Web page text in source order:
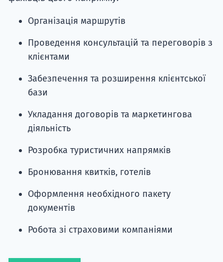
Організація маршрутів
Проведення консультацій та переговорів з
клієнтами
Забезпечення та розширення клієнтської
бази
Укладання договорів та маркетингова
діяльність
Розробка туристичних напрямків
Бронювання квитків, готелів
Оформлення необхідного пакету
документів
Робота зі страховими компаніями